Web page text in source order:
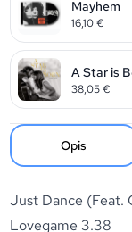
Mayhem
16,10€
A Star is
38,05€
Opis
Just Dance (Feat.
Lovegame 3.38